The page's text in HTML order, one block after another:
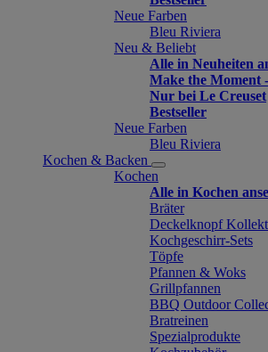
Neue Farben
Bleu Riviera
Neu & Beliebt
Alle in Neuheiten
Make the Moment
Nur bei Le Creuset
Bestseller
Neue Farben
Bleu Riviera
Kochen & Backen
Kochen
Alle in Kochen
Bräter
Deckelknopf
Kochgeschirr-Sets
Töpfe
Pfannen & Woks
Grillpfannen
BBQ Outdoor
Bratreinen
Spezialprodukte